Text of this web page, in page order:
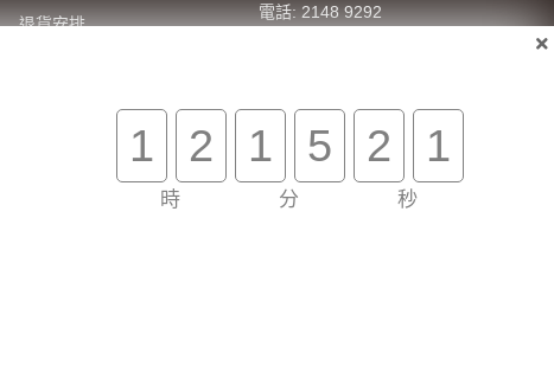
退貨安排
電話: 2148 9292
客服營業時間:
9:00-22:00
(星期一至五)
14:00-20:00
1 2
時
1 5
分
2 1
秒